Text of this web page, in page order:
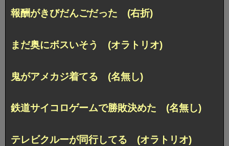
報酬がきびだんごだった (右折)
まだ奥にボスいそう (オラトリオ)
鬼がアメカジ着てる (名無し)
鉄道サイコロゲームで勝敗決めた (名無し)
テレビクルーが同行してる (オラトリオ)